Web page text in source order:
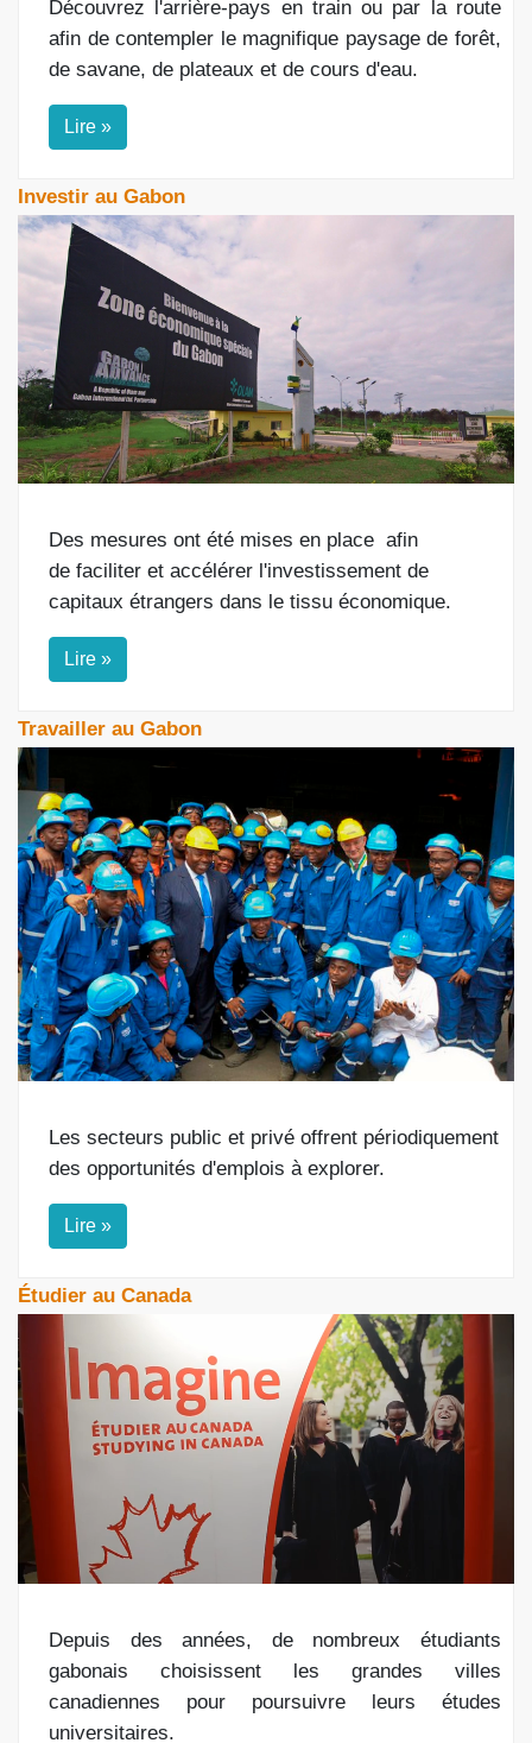
Découvrez l'arrière-pays en train ou par la route
afin de contempler le magnifique paysage de forêt,
de savane, de plateaux et de cours d'eau.
Lire »
Investir au Gabon
Des mesures ont été mises en place afin
de faciliter et accélérer l'investissement de
capitaux étrangers dans le tissu économique.
Lire »
Travailler au Gabon
Les secteurs public et privé offrent périodiquement
des opportunités d'emplois à explorer.
Lire »
Étudier au Canada
Depuis des années, de nombreux étudiants
gabonais choisissent les grandes villes
canadiennes pour poursuivre leurs études
universitaires.